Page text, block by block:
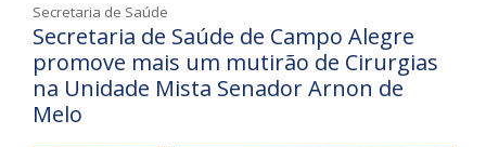
Secretaria de Saúde
Secretaria de Saúde de Campo Alegre
promove mais um mutirão de Cirurgias
na Unidade Mista Senador Arnon de
Melo